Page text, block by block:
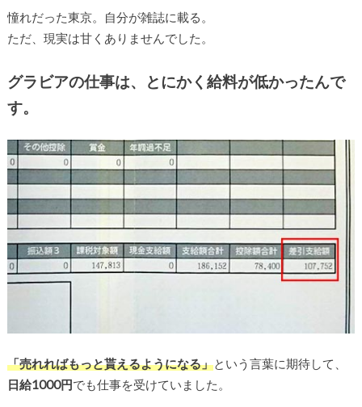
憧れだった東京。自分が雑誌に載る。
ただ、現実は甘くありませんでした。
グラビアの仕事は、とにかく給料が低かったんで
す。
「売れればもっと貰えるようになる」という言葉に期待して、
日給1000円でも仕事を受けていました。